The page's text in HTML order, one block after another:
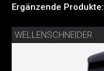
Ergänzende Produkte:
WELLENSCHNEIDER